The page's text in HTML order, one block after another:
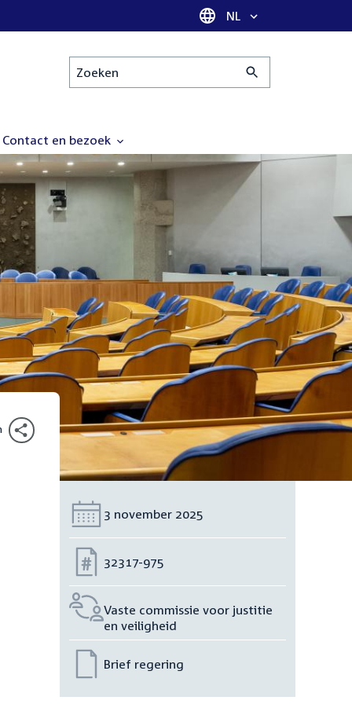
Taal selectie
NL
Zoeken
Contact en bezoek
Datum:
3 november 2025
Nummer:
32317-975
Vaste commissie voor justitie
en veiligheid
Brief regering